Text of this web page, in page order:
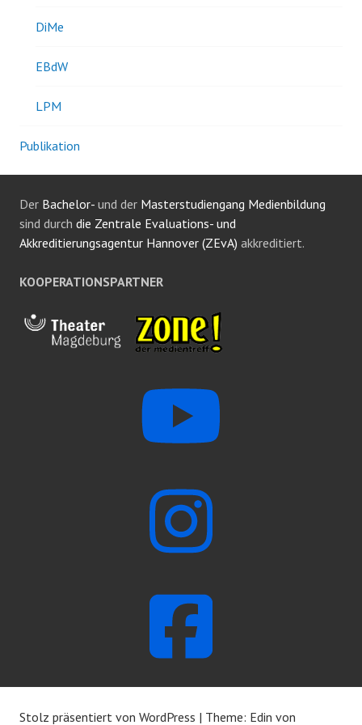
DiMe
EBdW
LPM
Publikation
Der Bachelor- und der Masterstudiengang Medienbildung
sind durch die Zentrale Evaluations- und
Akkreditierungsagentur Hannover (ZEvA) akkreditiert.
KOOPERATIONSPARTNER
Stolz präsentiert von WordPress | Theme: Edin von